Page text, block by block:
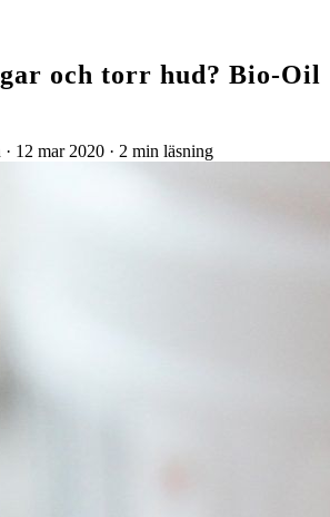
och torr hud? Bio-Oil
· 12 mar 2020 · 2 min läsning